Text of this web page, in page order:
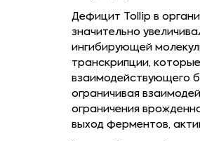
Дефицит Tollip в
значительно
ингибирующей
транскрипции,
взаимодействующего
ограничивая
ограничения
выход ферментов,